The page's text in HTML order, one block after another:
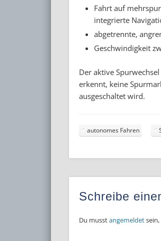
Fahrt auf
integrierte
abgetrennte,
Geschwindigkeit
Der aktive
erkennt, keine
ausgeschaltet wird.
autonomes Fahren
Schreibe
Du musstangemeldet